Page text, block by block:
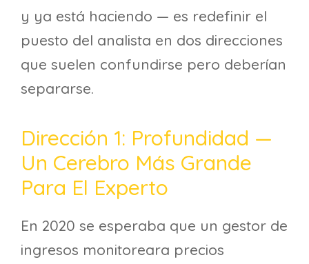
y ya está haciendo — es redefinir el
puesto del analista en dos direcciones
que suelen confundirse pero deberían
separarse.
Dirección 1: Profundidad —
Un Cerebro Más Grande
Para El Experto
En 2020 se esperaba que un gestor de
ingresos monitoreara precios